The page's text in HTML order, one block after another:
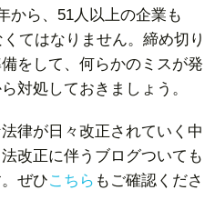
から、51人以上の企業も
てはなりません。締め切り
をして、何らかのミスが発
対処しておきましょう。
律が日々改正されていく中
改正に伴うブログついても
ぜひこちら もご確認くださ